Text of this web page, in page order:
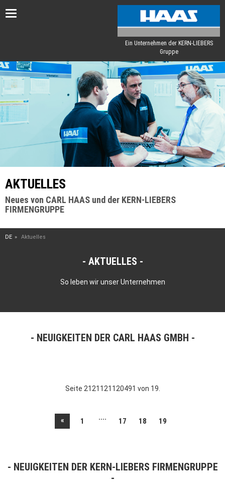
Toggle
Ein Unternehmen der KERN-LIEBERS
Gruppe
AKTUELLES
Neues von CARL HAAS und der KERN-LIEBERS
FIRMENGRUPPE
DE Aktuelles
AKTUELLES
So leben wir unser Unternehmen
NEUIGKEITEN DER CARL HAAS GMBH
Seite 2121121120491 von 19.
« 1 .... 17 18 19
NEUIGKEITEN DER KERN-LIEBERS FIRMENGRUPPE